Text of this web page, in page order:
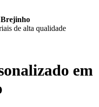
Brejinho
de alta qualidade
em